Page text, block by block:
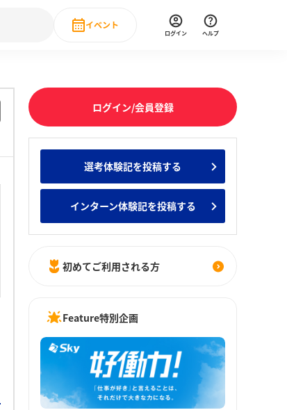
職人気企業ランキング みんなのインターン人気企業ランキ
現場社員インタビュー
イベント
直近のイベント一覧
ログイン ヘルプ
ログイン/会員登録
選考体験記を投稿する
インターン体験記を投稿する
初めてご利用される方
Feature特別企画